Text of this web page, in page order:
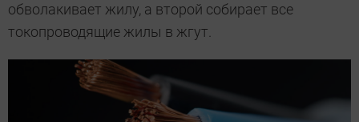
обволакивает жилу, а второй собирает все
токопроводящие жилы в жгут.